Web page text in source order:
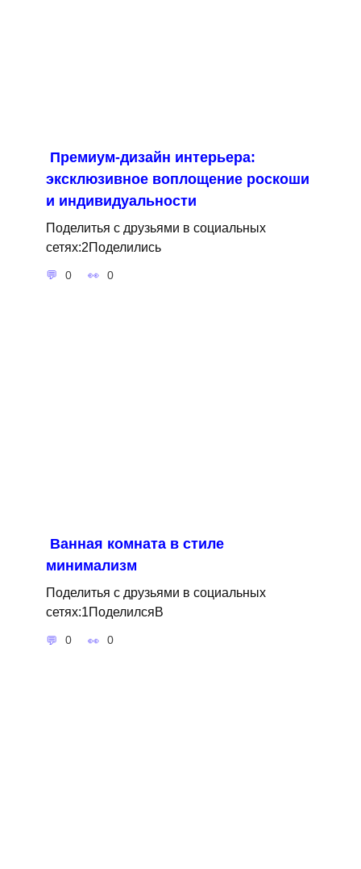
Премиум-дизайн интерьера:
эксклюзивное воплощение роскоши
и индивидуальности
Поделитья с друзьями в социальных
сетях:2Поделились
0 0
Ванная комната в стиле
минимализм
Поделитья с друзьями в социальных
сетях:1ПоделилсяВ
0 0